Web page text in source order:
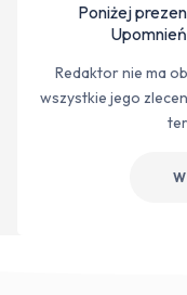
Poniżej
Redaktor nie ma
wszystkie jego